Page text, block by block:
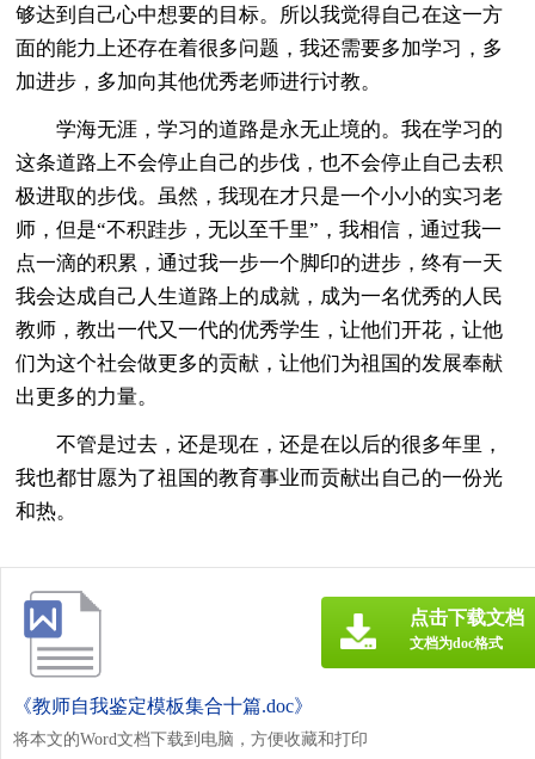
够达到自己心中想要的目标。所以我觉得自己在这一方
面的能力上还存在着很多问题，我还需要多加学习，多
加进步，多加向其他优秀老师进行讨教。
学海无涯，学习的道路是永无止境的。我在学习的
这条道路上不会停止自己的步伐，也不会停止自己去积
极进取的步伐。虽然，我现在才只是一个小小的实习老
师，但是“不积跬步，无以至千里”，我相信，通过我一
点一滴的积累，通过我一步一个脚印的进步，终有一天
我会达成自己人生道路上的成就，成为一名优秀的人民
教师，教出一代又一代的优秀学生，让他们开花，让他
们为这个社会做更多的贡献，让他们为祖国的发展奉献
出更多的力量。
不管是过去，还是现在，还是在以后的很多年里，
我也都甘愿为了祖国的教育事业而贡献出自己的一份光
和热。
《教师自我鉴定模板集合十篇.doc》
将本文的Word文档下载到电脑，方便收藏和打印
点击下载文档
文档为doc格式